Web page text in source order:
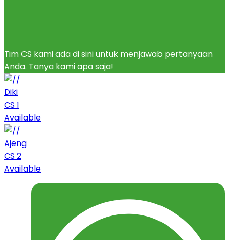
Tim CS kami ada di sini untuk menjawab pertanyaan
Anda. Tanya kami apa saja!
Diki
CS 1
Available
Ajeng
CS 2
Available